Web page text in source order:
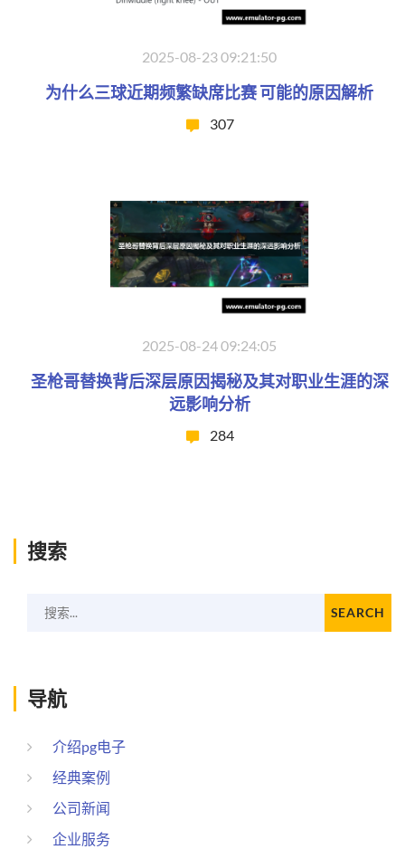
2025-08-23 09:21:50
为什么三球近期频繁缺席比赛 可能的原因解析
307
2025-08-24 09:24:05
圣枪哥替换背后深层原因揭秘及其对职业生涯的深
远影响分析
284
搜索
搜索... SEARCH
导航
介绍pg电子
经典案例
公司新闻
企业服务